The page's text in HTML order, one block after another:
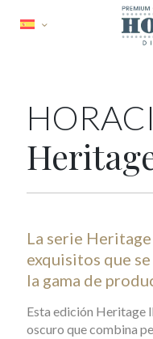
La serie
exquisitos que
la gama de
Esta edición Heritage
oscuro que combina